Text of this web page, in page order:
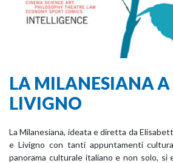
LA MILANESIANA A
LIVIGNO
La Milanesiana, ideata e diretta da
e Livigno con tanti appuntamenti
panorama culturale italiano e non solo, si